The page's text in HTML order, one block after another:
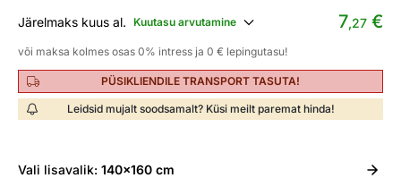
Järelmaks kuus al. Kuutasu arvutamine 7,27 €
või maksa kolmes osas 0% intress ja 0 € lepingutasu!
PÜSIKLIENDILE TRANSPORT TASUTA!
Leidsid mujalt soodsamalt? Küsi meilt paremat hinda!
Vali lisavalik: 140x160 cm